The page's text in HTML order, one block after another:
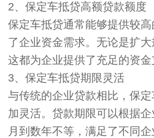
2、保定车抵贷高额贷款额度
保定车抵贷通常能够提供较
了企业资金需求。无论是扩大
这都为企业提供了充足的资金
3、保定车抵贷期限灵活
与传统的企业贷款相比，保
加灵活。贷款期限可以根据
月到数年不等，满足了不同